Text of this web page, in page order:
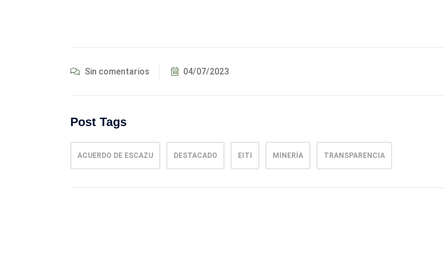
Sin comentarios 04/07/2023
Post Tags
ACUERDO DE ESCAZU DESTACADO EITI MINERÍA TRANSPARENCIA